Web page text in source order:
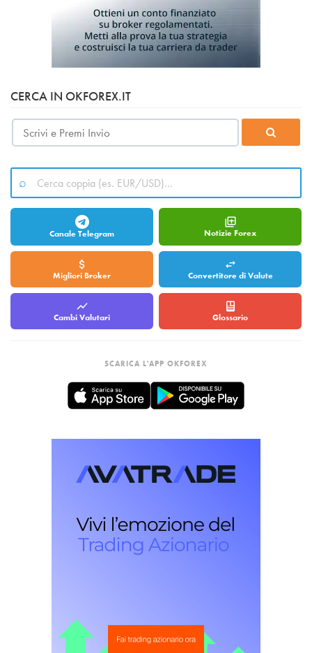
CERCA IN OKFOREX.IT
Canale Telegram Notizie Forex
Migliori Broker Convertitore di Valute
Cambi Valutari Glossario
SCARICA L'APP OKFOREX